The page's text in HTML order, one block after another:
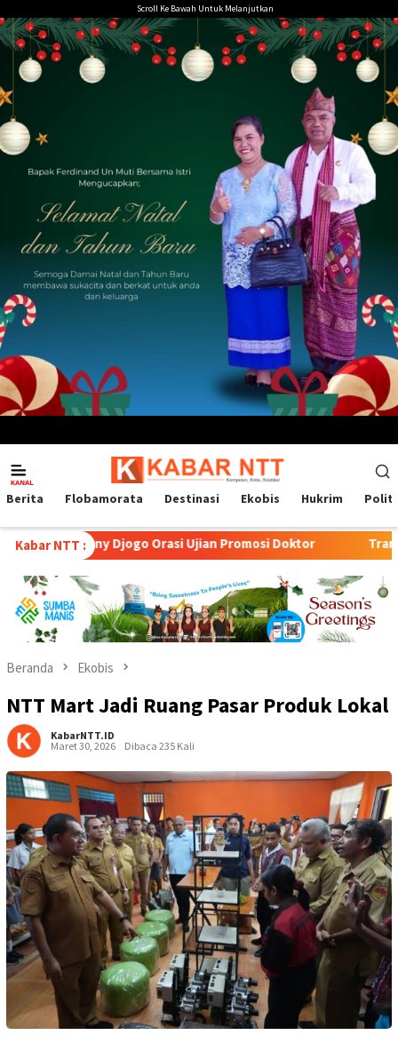
ke
konten
Scroll Ke Bawah Untuk Melanjutkan
Mobile
Berita Flobamorata Destinasi Ekobis Hukrim
Kabar NTT :
Djogo Orasi Ujian Promosi Doktor Transformasi
Beranda Ekobis
NTT Mart Jadi Ruang Pasar Produk Lokal
KabarNTT.ID
Maret 30, 2026
Dibaca 235 Kali